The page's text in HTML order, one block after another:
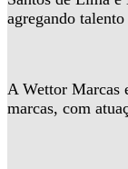
agregando
A Wettor Marcas
marcas, com